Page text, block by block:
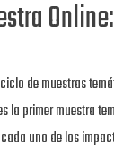
de muestras
la primer muestra
uno de los